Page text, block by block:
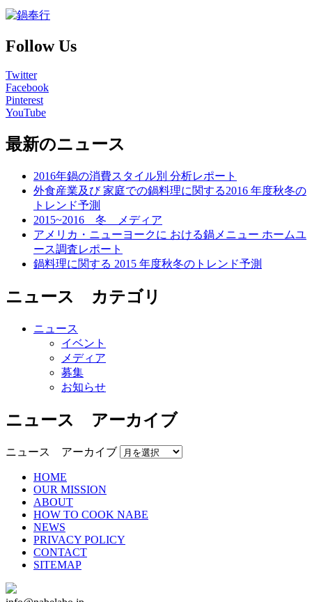
Follow Us
Twitter
Facebook
Pinterest
YouTube
最新のニュース
2016年鍋の消費スタイル別 分析レポート
外食産業及び 家庭での鍋料理に関する2016 年度秋冬の
トレンド予測
2015~2016 冬 メディア
アメリカ・ニューヨークに おける鍋メニュー ホームユ
ース調査レポート
鍋料理に関する 2015 年度秋冬のトレンド予測
ニュース カテゴリ
ニュース
イベント
メディア
募集
お知らせ
ニュース アーカイブ
ニュース アーカイブ
HOME
OUR MISSION
ABOUT
HOW TO COOK NABE
NEWS
PRIVACY POLICY
CONTACT
SITEMAP